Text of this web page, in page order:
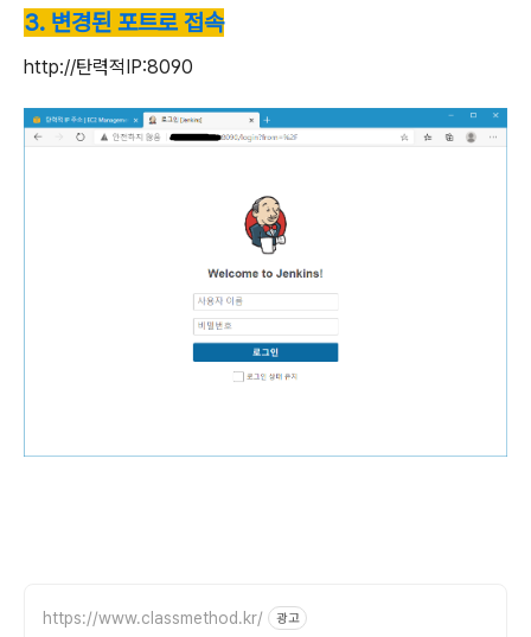
3. 변경된 포트로 접속
http://탄력적IP:8090
https://www.classmethod.kr/ 광고